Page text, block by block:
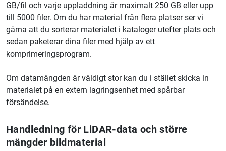
GB/fil och varje uppladdning är maximalt 250 GB eller upp
till 5000 filer. Om du har material från flera platser ser vi
gärna att du sorterar materialet i kataloger utefter plats och
sedan paketerar dina filer med hjälp av ett
komprimeringsprogram.
Om datamängden är väldigt stor kan du i stället skicka in
materialet på en extern lagringsenhet med spårbar
försändelse.
Handledning för LiDAR-data och större
mängder bildmaterial